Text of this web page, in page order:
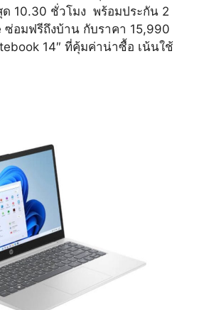
10.30 ชั่วโมง พร้อมประกัน 2
ซ่อมฟรีถึงบ้าน กับราคา 15,990
14″ ที่คุ้มค่าน่าซื้อ เน้นใช้